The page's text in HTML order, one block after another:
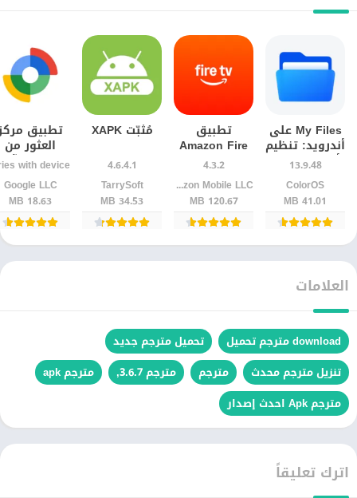
My Files على
أندرويد: تنظيم
أسهل للصور
والملفات
13.9.48
ColorOS
41.01 MB
تطبيق
Amazon Fire
TV | لتحويل
هاتفك إلى
ريموت
4.3.2
Amazon Mobile LLC
120.67 MB
مُثبّت XAPK
4.6.4.1
TarrySoft‏
34.53 MB
تطبيق
العثور من
Google آخر
إصدار
Google LLC‏
18.63 MB
العلامات
download مترجم تحميل
تحميل مترجم جديد
تنزيل مترجم محدث
مترجم مترجم 3.6.7,
مترجم apk
مترجم Apk احدث إصدار
اترك تعليقاً